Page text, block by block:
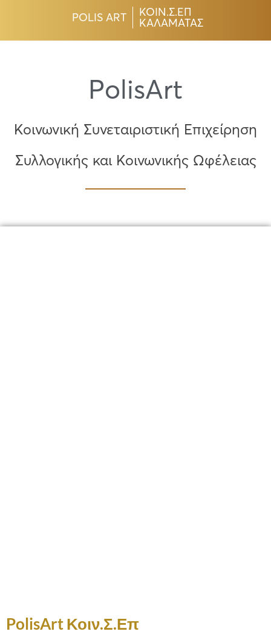
POLIS ART ΚΟΙΝ.Σ.ΕΠ
ΚΑΛΑΜΑΤΑΣ
PolisArt
Κοινωνική Συνεταιριστική Επιχείρηση
Συλλογικής και Κοινωνικής Ωφέλειας
PolisArt Κοιν.Σ.Επ